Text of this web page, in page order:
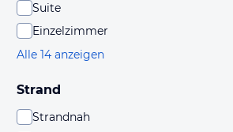
Suite
Einzelzimmer
Alle 14 anzeigen
Strand
Strandnah